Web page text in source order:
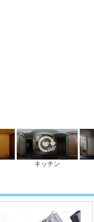
キッチン